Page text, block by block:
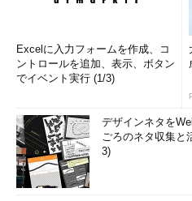
Excelに入力フォームを作成、コ
ントロールを追加、表示、ボタン
でイベント実行 (1/3)
デザインネタを
ごろのネタ収集と
3)